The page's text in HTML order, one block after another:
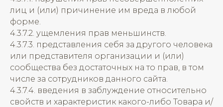
лиц и (или) причинение им вреда в любой
форме.
4.3.7.2. ущемления прав меньшинств.
4.3.7.3. представления себя за другого человека
или представителя организации и (или)
сообщества без достаточных на то прав, в том
числе за сотрудников данного сайта.
4.3.7.4. введения в заблуждение относительно
свойств и характеристик какого-либо Товара и/